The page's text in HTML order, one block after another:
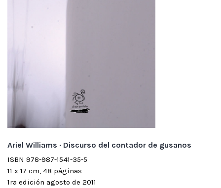
Ariel Williams · Discurso del contador de gusanos
ISBN 978-987-1541-35-5
11 x 17 cm, 48 páginas
1ra edición agosto de 2011